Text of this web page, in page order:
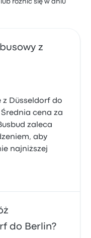
różnić się w dniu
z
z Düsseldorf do
Średnia cena za
zaleca
aby
najniższej
do Berlin?